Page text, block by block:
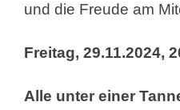
und die Freude am
Freitag, 29.11.2024,
Alle unter einer